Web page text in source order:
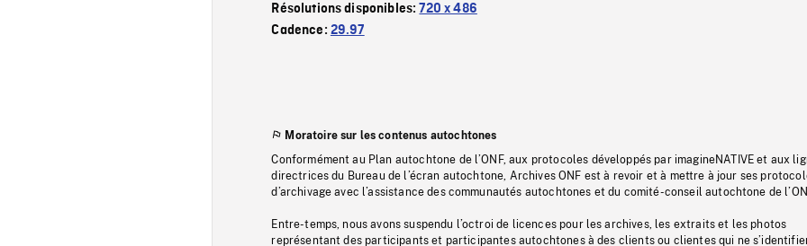
Résolutions disponibles:720 x 486
Cadence: 29.97
Moratoire sur les contenus autochtones
Conformément au Plan autochtone de l’ONF, aux protocoles développés par imagineNATIVE et aux
directrices du Bureau de l’écran autochtone, Archives ONF est à revoir et à mettre à jour ses
d’archivage avec l’assistance des communautés autochtones et du comité-conseil autochtone de
Entre-temps, nous avons suspendu l’octroi de licences pour les archives, les extraits et les photos
représentant des participants et participantes autochtones à des clients ou clientes qui ne